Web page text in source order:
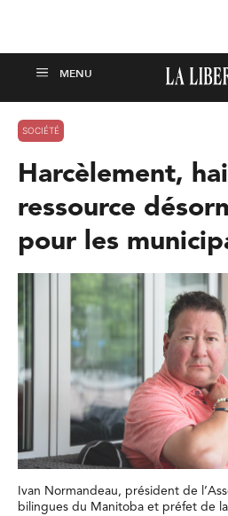
SOCIÉTÉ
Harcèlement,
ressource
pour les
Ivan Normandeau, président de
bilingues du Manitoba et préfet de